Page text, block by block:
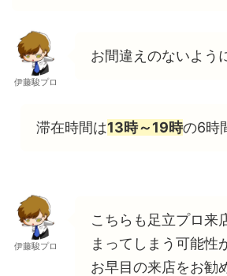
伊藤駿プロ
お間違えのないよう
滞在時間は13時～19時の6時
伊藤駿プロ
こちらも足立プロ来
まってしまう可能性
お早目の来店をお勧